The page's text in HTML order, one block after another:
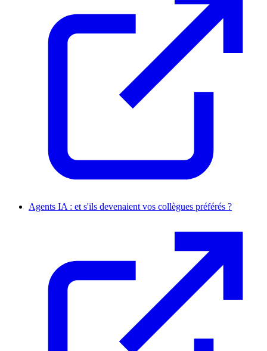
Agents IA : et s'ils devenaient vos collègues préférés ?